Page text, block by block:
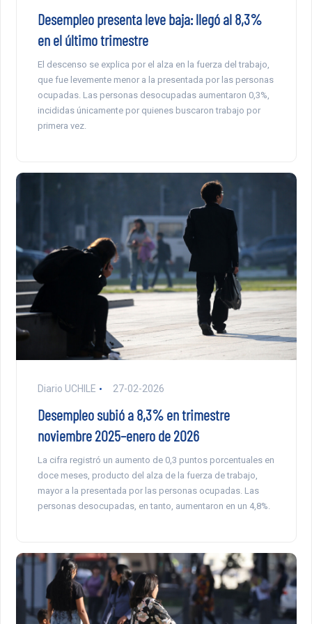
Desempleo presenta leve baja: llegó al 8,3%
en el último trimestre
El descenso se explica por el alza en la fuerza del trabajo,
que fue levemente menor a la presentada por las personas
ocupadas. Las personas desocupadas aumentaron 0,3%,
incididas únicamente por quienes buscaron trabajo por
primera vez.
Diario UCHILE 27-02-2026
Desempleo subió a 8,3% en trimestre
noviembre 2025–enero de 2026
La cifra registró un aumento de 0,3 puntos porcentuales en
doce meses, producto del alza de la fuerza de trabajo,
mayor a la presentada por las personas ocupadas. Las
personas desocupadas, en tanto, aumentaron en un 4,8%.